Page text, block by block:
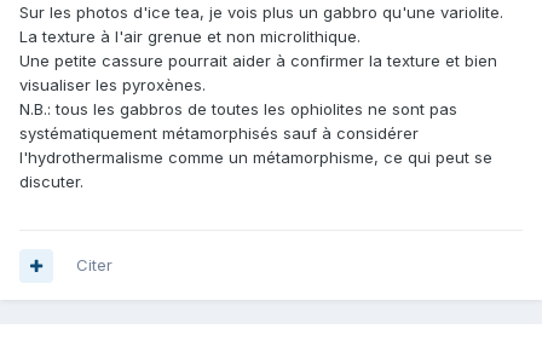
Sur les photos d'ice tea, je vois plus un gabbro qu'une variolite.
La texture à l'air grenue et non microlithique.
Une petite cassure pourrait aider à confirmer la texture et bien
visualiser les pyroxènes.
N.B.: tous les gabbros de toutes les ophiolites ne sont pas
systématiquement métamorphisés sauf à considérer
l'hydrothermalisme comme un métamorphisme, ce qui peut se
discuter.
Citer